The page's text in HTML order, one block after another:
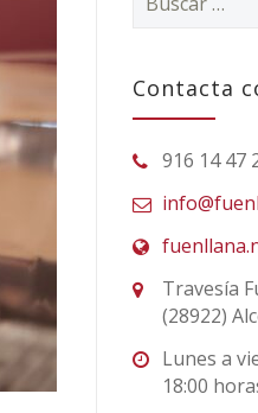
Contacta
916 14 47
Travesía
(28922)
Lunes a
18:00